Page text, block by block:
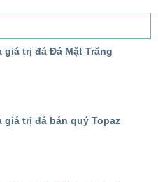
trị đá Đá Mặt Trăng
trị đá bán quý Topaz